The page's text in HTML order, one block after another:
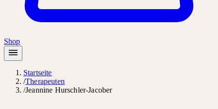
Shop
Startseite
/Therapeuten
/Jeannine Hurschler-Jacober